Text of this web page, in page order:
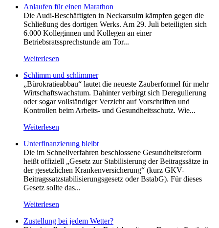
Anlaufen für einen Marathon
Die Audi-Beschäftigten in Neckarsulm kämpfen gegen die
Schließung des dortigen Werks. Am 29. Juli beteiligten sich
6.000 Kolleginnen und Kollegen an einer
Betriebsratssprechstunde am Tor...
Weiterlesen
Schlimm und schlimmer
„Bürokratieabbau“ lautet die neueste Zauberformel für mehr
Wirtschaftswachstum. Dahinter verbirgt sich Deregulierung
oder sogar vollständiger Verzicht auf Vorschriften und
Kontrollen beim Arbeits- und Gesundheitsschutz. Wie...
Weiterlesen
Unterfinanzierung bleibt
Die im Schnellverfahren beschlossene Gesundheitsreform
heißt offiziell „Gesetz zur Stabilisierung der Beitragssätze in
der gesetzlichen Krankenversicherung“ (kurz GKV-
Beitragssatzstabilisierungsgesetz oder BstabG). Für dieses
Gesetz sollte das...
Weiterlesen
Zustellung bei jedem Wetter?